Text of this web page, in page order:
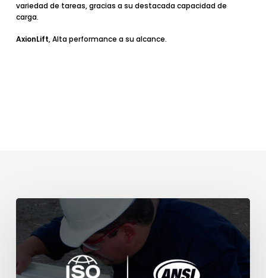
variedad de tareas, gracias a su destacada capacidad de
carga.
AxionLift, Alta performance a su alcance.
Certificación
seguridad
para